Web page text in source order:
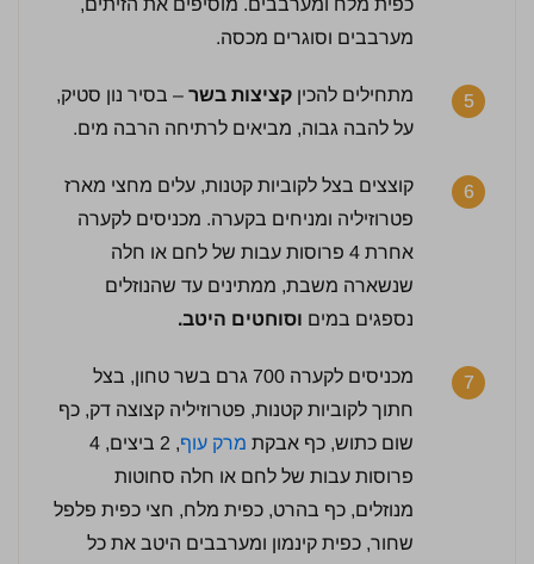
מערבבים וסוגרים מכסה.
5 מתחילים להכין קציצות בשר – בסיר נון סטיק,
על להבה גבוה, מביאים לרתיחה הרבה מים.
6
קוצצים בצל לקוביות קטנות, עלים מחצי מארז
פטרוזיליה ומניחים בקערה. מכניסים לקערה
אחרת 4 פרוסות עבות של לחם או חלה
שנשארה משבת, ממתינים עד שהנוזלים
נספגים במים וסוחטים היטב.
7
מכניסים לקערה 700 גרם בשר טחון, בצל
חתוך לקוביות קטנות, פטרוזיליה קצוצה דק, כף
שום כתוש, כף אבקת מרק עוף
, 2 ביצים, 4
פרוסות עבות של לחם או חלה סחוטות
מנוזלים, כף בהרט, כפית מלח, חצי כפית פלפל
שחור, כפית קינמון ומערבבים היטב את כל